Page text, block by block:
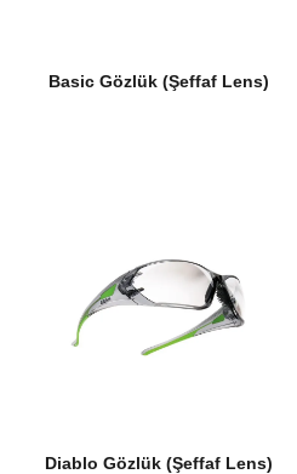
Basic Gözlük (Şeffaf Lens)
Diablo Gözlük (Şeffaf Lens)